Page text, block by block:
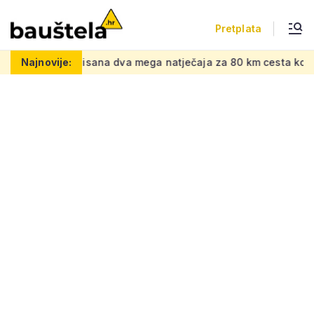
Pretplata
Najnovije:
Raspisana dva mega natječaja za 80 km cesta kod